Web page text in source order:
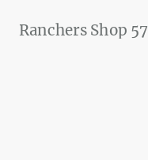
Ranchers Shop 57